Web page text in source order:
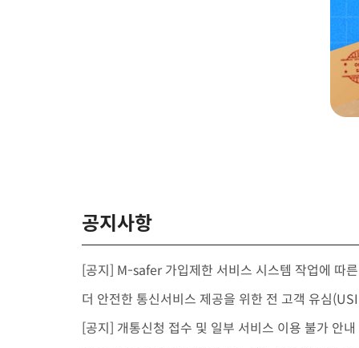
공지사항
[공지] M-safer 가입제한 서비스 시스템 작업에 따
[공지] 개통신청 접수 및 일부 서비스 이용 불가 안내